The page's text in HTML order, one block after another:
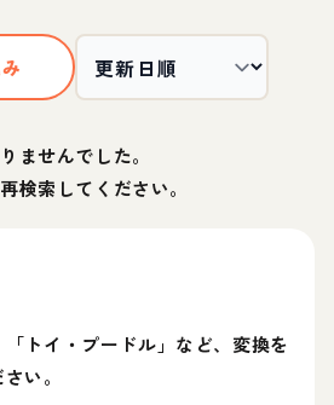
ませんでした。
検索してください。
「トイ・プードル」など、変換を
い。